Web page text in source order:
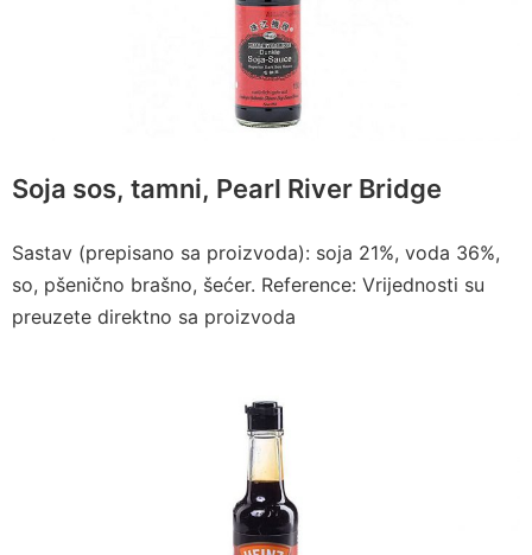
Soja sos, tamni, Pearl River Bridge
Sastav (prepisano sa proizvoda): soja 21%, voda 36%,
so, pšenično brašno, šećer. Reference: Vrijednosti su
preuzete direktno sa proizvoda